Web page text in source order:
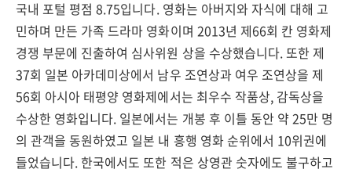
국내 포털 평점 8.75입니다. 영화는 아버지와 자식에 대해 고
민하며 만든 가족 드라마 영화이며 2013년 제66회 칸 영화제
경쟁 부문에 진출하여 심사위원 상을 수상했습니다. 또한 제
37회 일본 아카데미상에서 남우 조연상과 여우 조연상을 제
56회 아시아 태평양 영화제에서는 최우수 작품상, 감독상을
수상한 영화입니다. 일본에서는 개봉 후 이틀 동안 약 25만 명
의 관객을 동원하였고 일본 내 흥행 영화 순위에서 10위권에
들었습니다. 한국에서도 또한 적은 상영관 숫자에도 불구하고